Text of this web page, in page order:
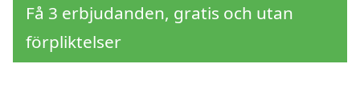
Få 3 erbjudanden, gratis och utan
förpliktelser